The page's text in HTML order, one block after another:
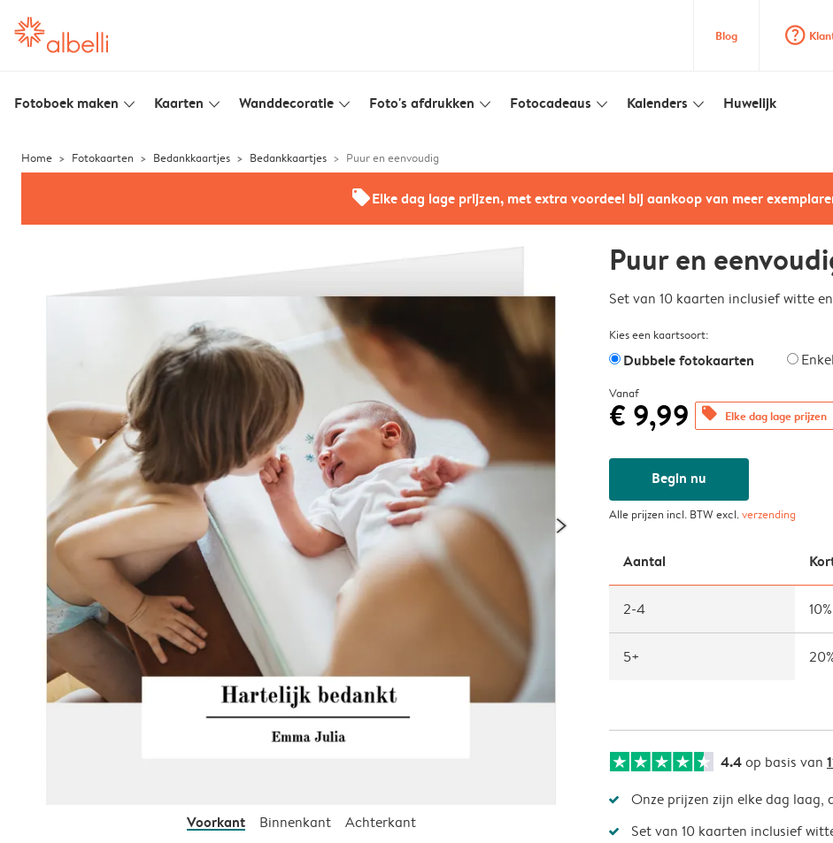
Blog question_mark_circle
Fotoboek maken slim_arrow_down Kaarten slim_arrow_down Wanddecoratie slim_arrow_down Foto's afdrukken slim_arrow_down Fotocadeaus slim_arrow_down Kalenders slim_arrow_down Huwelijk
Home Fotokaarten Bedankkaartjes Bedankkaartjes Puur en eenvoudig
offersElke dag lage prijzen, met extra voordeel bij aankoop van meer
Voorkant Binnenkant Achterkant
Puur en
Set van 10 kaarten inclusief witte
Kies een kaartsoort:
Dubbele fotokaarten
Vanaf
€ 9,99 offers Elke dag lage prijzen
Begin nu
Alle prijzen incl. BTW excl.verzending
Aantal
2-4 10%
5+
4.4op basis van
Onze prijzen zijn elke dag laag,
Set van 10 kaarten inclusief